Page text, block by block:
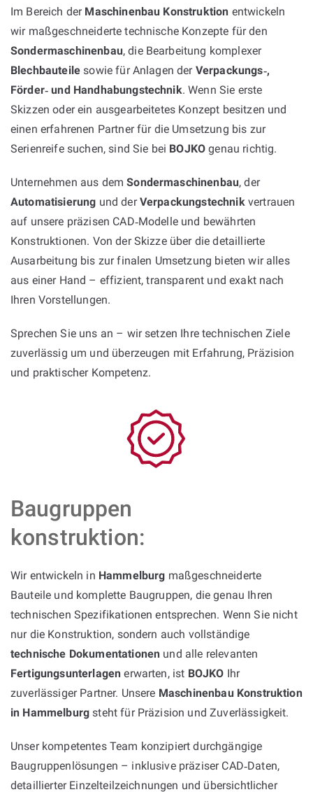
Im Bereich der Maschinenbau Konstruktion entwickeln
wir maßgeschneiderte technische Konzepte für den
Sondermaschinenbau, die Bearbeitung komplexer
Blechbauteile sowie für Anlagen der Verpackungs‑,
Förder‑ und Handhabungstechnik. Wenn Sie erste
Skizzen oder ein ausgearbeitetes Konzept besitzen und
einen erfahrenen Partner für die Umsetzung bis zur
Serienreife suchen, sind Sie bei BOJKO genau richtig.
Unternehmen aus demSondermaschinenbau, der
Automatisierung und derVerpackungstechnikvertrauen
auf unsere präzisen CAD‑Modelle und bewährten
Konstruktionen. Von der Skizze über die detaillierte
Ausarbeitung bis zur finalen Umsetzung bieten wir alles
aus einer Hand – effizient, transparent und exakt nach
Ihren Vorstellungen.
Sprechen Sie uns an – wir setzen Ihre technischen Ziele
zuverlässig um und überzeugen mit Erfahrung, Präzision
und praktischer Kompetenz.
Baugruppen
konstruktion:
Wir entwickeln in Hammelburg maßgeschneiderte
Bauteile und komplette Baugruppen, die genau Ihren
technischen Spezifikationen entsprechen. Wenn Sie nicht
nur die Konstruktion, sondern auch vollständige
technische Dokumentationen und alle relevanten
Fertigungsunterlagen erwarten, ist BOJKO Ihr
zuverlässiger Partner. Unsere Maschinenbau Konstruktion
in Hammelburg steht für Präzision und Zuverlässigkeit.
Unser kompetentes Team konzipiert durchgängige
Baugruppenlösungen – inklusive präziser CAD‑Daten,
detaillierter Einzelteilzeichnungen und übersichtlicher